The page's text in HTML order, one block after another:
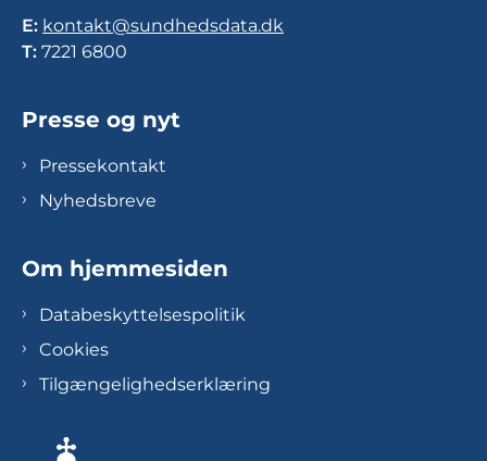
E: kontakt@sundhedsdata.dk
T: 7221 6800
Presse og nyt
Pressekontakt
Nyhedsbreve
Om hjemmesiden
Databeskyttelsespolitik
Cookies
Tilgængelighedserklæring